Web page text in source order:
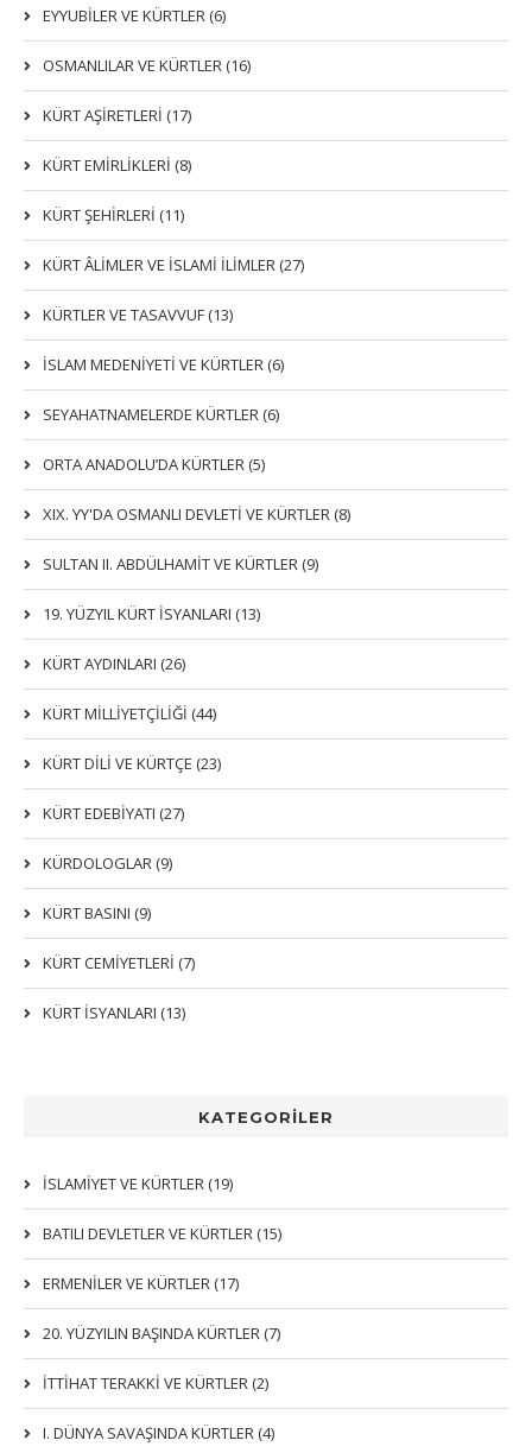
KATEGORİLER
İSLAMIYET VE KÜRTLER (19)
BATILI DEVLETLER VE KÜRTLER (15)
ERMENİLER VE KÜRTLER (17)
20. YÜZYILIN BAŞINDA KÜRTLER (7)
İTTIHAT TERAKKI VE KÜRTLER (2)
I. DÜNYA SAVAŞINDA KÜRTLER (4)
EYYUBİLER VE KÜRTLER (6)
OSMANLILAR VE KÜRTLER (16)
KÜRT AŞİRETLERİ (17)
KÜRT EMİRLİKLERİ (8)
KÜRT ŞEHİRLERİ (11)
KÜRT ÂLİMLER VE İSLAMİ İLİMLER (27)
KÜRTLER VE TASAVVUF (13)
İSLAM MEDENİYETİ VE KÜRTLER (6)
SEYAHATNAMELERDE KÜRTLER (6)
ORTA ANADOLU’DA KÜRTLER (5)
XIX. YY'DA OSMANLI DEVLETI VE KÜRTLER (8)
SULTAN II. ABDÜLHAMİT VE KÜRTLER (9)
19. YÜZYIL KÜRT İSYANLARI (13)
KÜRT AYDINLARI (26)
KÜRT MİLLİYETÇİLİĞİ (44)
KÜRT DİLİ VE KÜRTÇE (23)
KÜRT EDEBİYATI (27)
KÜRDOLOGLAR (9)
KÜRT BASINI (9)
KÜRT CEMİYETLERİ (7)
KÜRT İSYANLARI (13)